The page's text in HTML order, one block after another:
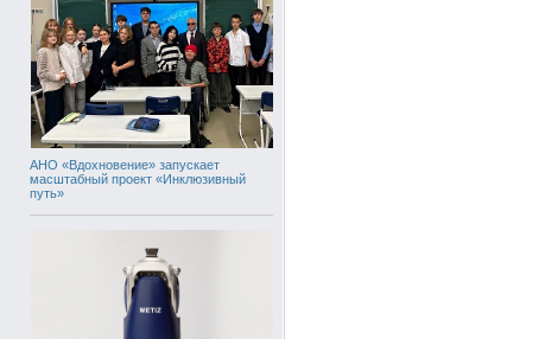
АНО «Вдохновение» запускает
масштабный проект «Инклюзивный
путь»